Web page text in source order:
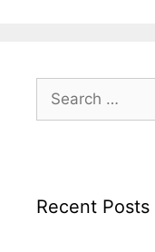
Search
for:
Recent Posts